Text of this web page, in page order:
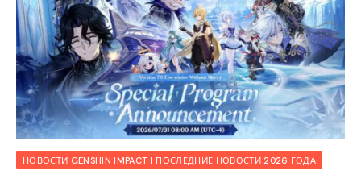
НОВОСТИ GENSHIN IMPACT | ПОСЛЕДНИЕ НОВОСТИ 2026 ГОДА